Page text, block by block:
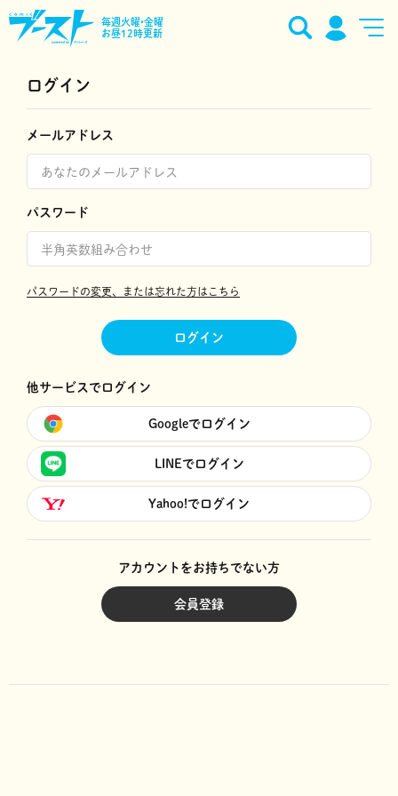
毎週火曜•金曜
お昼12時更新
ログイン
メールアドレス
パスワード
パスワードの変更、または忘れた方はこちら
ログイン
他サービスでログイン
Googleでログイン
LINEでログイン
Yahoo!でログイン
アカウントをお持ちでない方
会員登録